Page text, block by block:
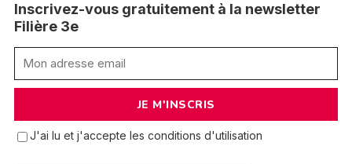
Inscrivez-vous gratuitement à la newsletter
Filière 3e
J'ai lu et j'accepte les conditions d'utilisation